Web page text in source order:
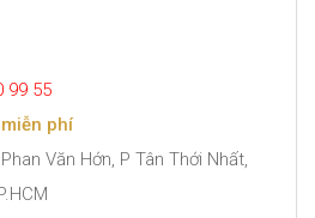
99 55
phí
Văn Hớn, P Tân Thới Nhất,